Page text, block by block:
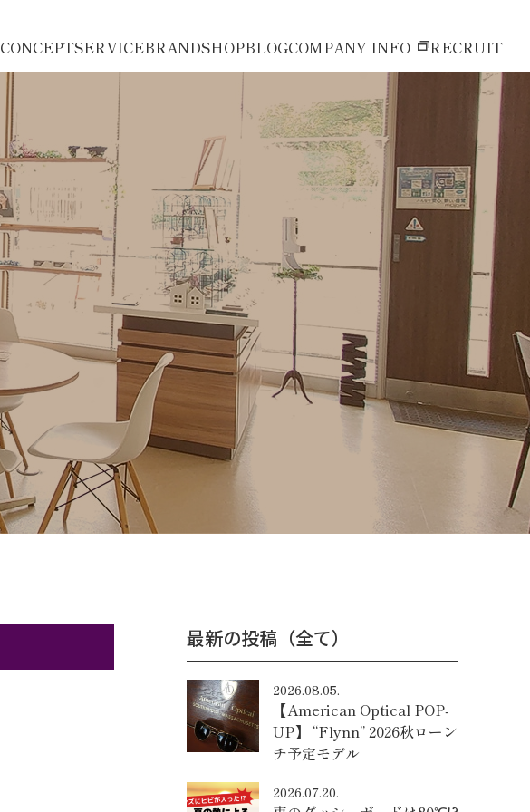
CONCEPTSERVICEBRANDSHOPBLOGCOMPANY INFO RECRUIT
最新の投稿（全て）
2026.08.05.
【American Optical POP-
UP】 “Flynn” 2026秋ローン
チ予定モデル
2026.07.20.